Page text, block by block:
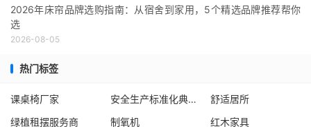
2026年床帘品牌选购指南：从宿舍到家用，5个精选品牌推荐帮你
选
2026-08-05
热门标签
课桌椅厂家 安全生产标准化典范企业
舒适居所
绿植租摆服务商
制氧机 红木家具